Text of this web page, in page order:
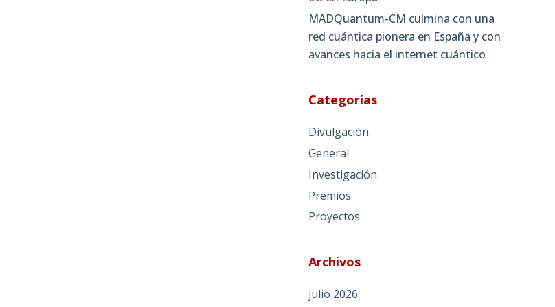
MADQuantum-CM culmina con una
red cuántica pionera en España y con
avances hacia el internet cuántico
Categorías
Divulgación
General
Investigación
Premios
Proyectos
Archivos
julio 2026